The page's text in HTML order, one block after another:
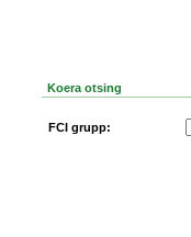
Koera otsing
FCI grupp: